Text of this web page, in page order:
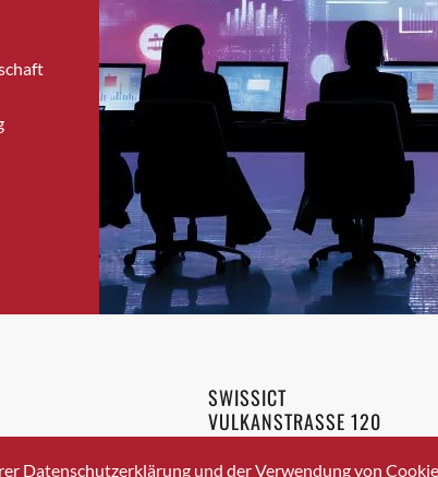
Brugg AG
Brütten
Bubendorf
Buchs (SG)
Bäretswil
Bülach
Cazis
Cham
Davos Platz
Davos Platz 1
20
SWISSICT
VULKANSTRASSE 120
8048 ZURICH
Datenschutzerklärung und der Verwendung von